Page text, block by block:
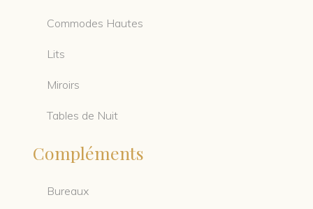
Commodes Hautes
Lits
Miroirs
Tables de Nuit
Compléments
Bureaux